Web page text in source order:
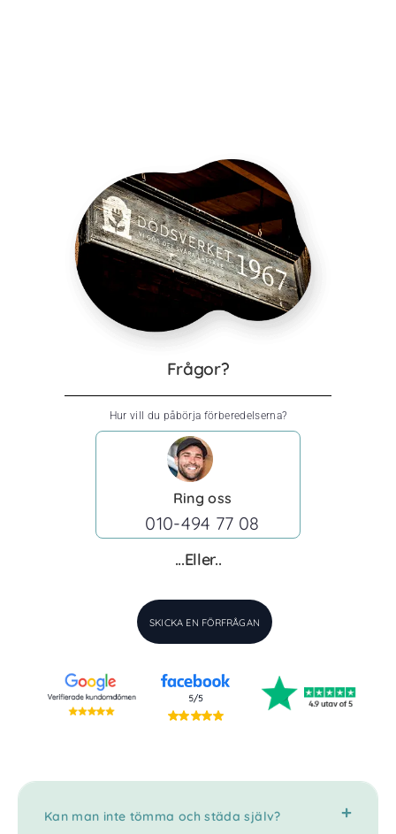
Frågor?
Hur vill du påbörja förberedelserna?
Ring oss
010-494 77 08
...Eller..
SKICKA EN FÖRFRÅGAN
Kan man inte tömma och städa själv?